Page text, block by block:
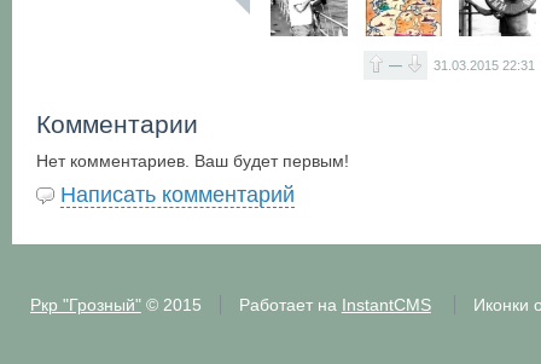
— 31.03.201522:31
Комментарии
Нет комментариев. Ваш будет первым!
Написать комментарий
Ркр "Грозный"© 2015 Работает на InstantCMS Иконки